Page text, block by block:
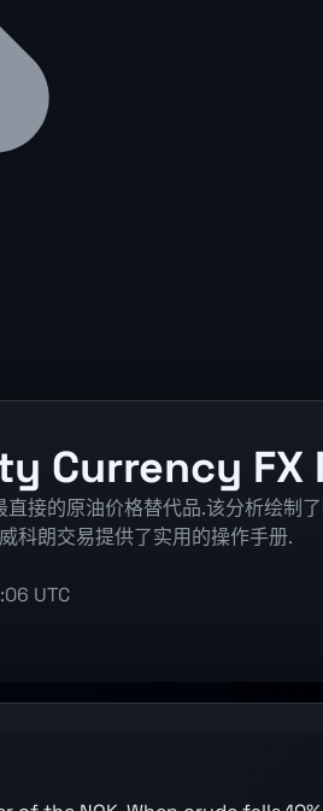
Currency
接的原油价格替代品.该分析绘制
科朗交易提供了实用的操作手册.
UTC